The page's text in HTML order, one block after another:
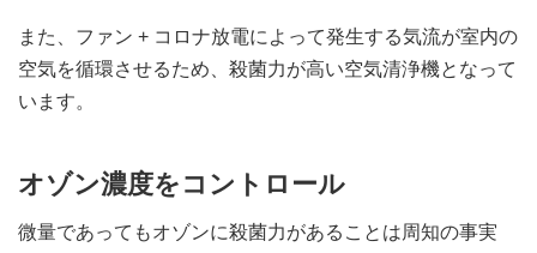
また、ファン + コロナ放電によって発生する気流が室内の
空気を循環させるため、殺菌力が高い空気清浄機となって
います。
オゾン濃度をコントロール
微量であってもオゾンに殺菌力があることは周知の事実